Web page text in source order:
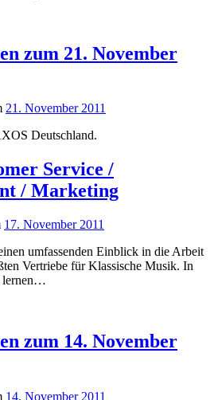
zum 21. November
21. November 2011
Deutschland.
Service /
/ Marketing
17. November 2011
umfassenden Einblick in die Arbeit
Vertriebe für Klassische Musik. In
lernen…
zum 14. November
14. November 2011